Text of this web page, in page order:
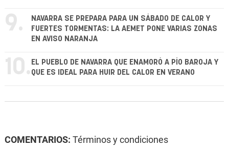
9.
NAVARRA SE PREPARA PARA UN SÁBADO DE CALOR Y
FUERTES TORMENTAS: LA AEMET PONE VARIAS ZONAS
EN AVISO NARANJA
10. EL PUEBLO DE NAVARRA QUE ENAMORÓ A PÍO BAROJA Y
QUE ES IDEAL PARA HUIR DEL CALOR EN VERANO
COMENTARIOS: Términos y condiciones